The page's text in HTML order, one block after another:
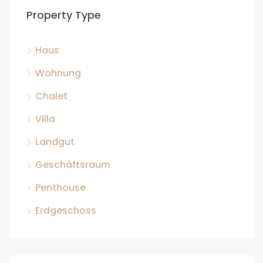
Property Type
Haus
Wohnung
Chalet
Villa
Landgut
Geschäftsraum
Penthouse
Erdgeschoss